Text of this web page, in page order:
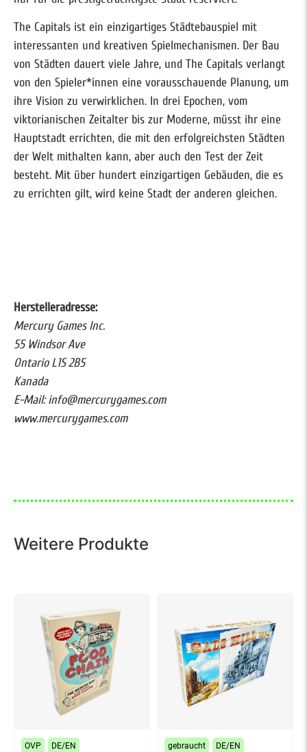
The Capitals ist ein einzigartiges Städtebauspiel mit
interessanten und kreativen Spielmechanismen. Der Bau
von Städten dauert viele Jahre, und The Capitals verlangt
von den Spieler*innen eine vorausschauende Planung, um
ihre Vision zu verwirklichen. In drei Epochen, vom
viktorianischen Zeitalter bis zur Moderne, müsst ihr eine
Hauptstadt errichten, die mit den erfolgreichsten Städten
der Welt mithalten kann, aber auch den Test der Zeit
besteht. Mit über hundert einzigartigen Gebäuden, die es
zu errichten gilt, wird keine Stadt der anderen gleichen.
Herstelleradresse:
Mercury Games Inc.
55 Windsor Ave
Ontario L1S 2B5
Kanada
E-Mail: info@mercurygames.com
www.mercurygames.com
Weitere Produkte
OVP DE/EN gebraucht
DE/EN